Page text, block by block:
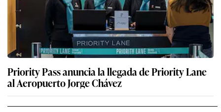
Priority Pass anuncia la llegada de Priority Lane
al Aeropuerto Jorge Chávez